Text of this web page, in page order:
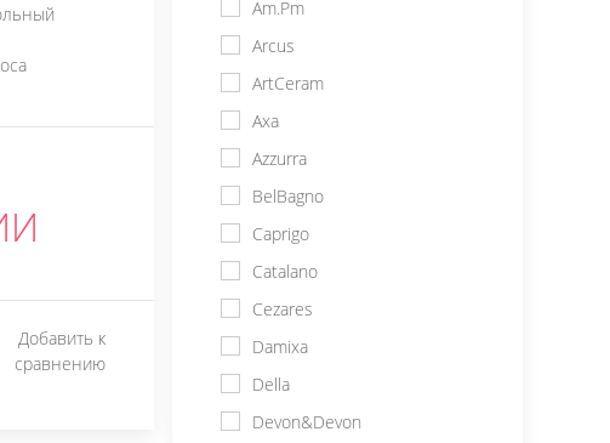
Добавить к
сравнению
Am.Pm
Arcus
ArtCeram
Axa
Azzurra
BelBagno
Caprigo
Catalano
Cezares
Damixa
Della
Devon&Devon